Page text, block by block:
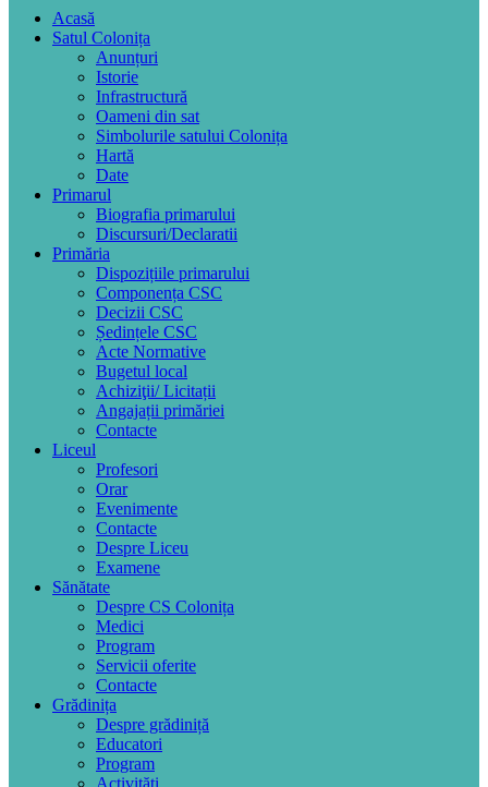
Acasă
Satul Colonița
Anunțuri
Istorie
Infrastructură
Oameni din sat
Simbolurile satului Colonița
Hartă
Date
Primarul
Biografia primarului
Discursuri/Declaratii
Primăria
Dispozițiile primarului
Componența CSC
Decizii CSC
Ședințele CSC
Acte Normative
Bugetul local
Achiziţii/ Licitații
Angajații primăriei
Contacte
Liceul
Profesori
Orar
Evenimente
Contacte
Despre Liceu
Examene
Sănătate
Despre CS Colonița
Medici
Program
Servicii oferite
Contacte
Grădinița
Despre grădiniță
Educatori
Program
Activități